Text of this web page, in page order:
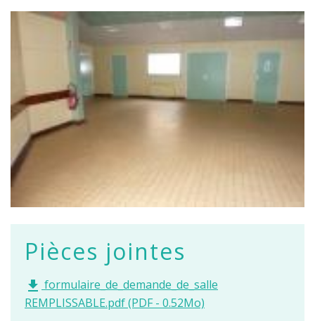
Pièces jointes
file_download formulaire_de_demande_de_salle
REMPLISSABLE.pdf (PDF - 0.52Mo)